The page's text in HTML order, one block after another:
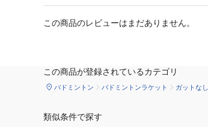
この商品のレビューはまだありません。
この商品が登録されているカテゴリ
バドミントン バドミントンラケット ガットなし
類似条件で探す